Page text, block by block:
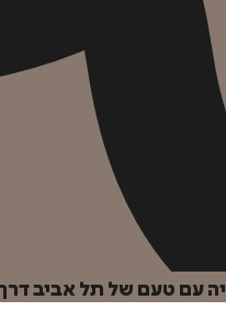
עם טעם של תל אביב